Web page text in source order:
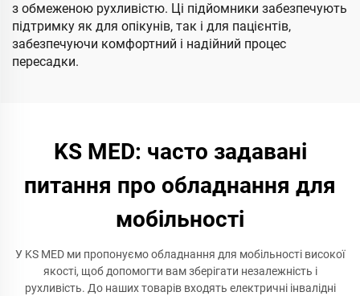
з обмеженою рухливістю. Ці підйомники забезпечують
підтримку як для опікунів, так і для пацієнтів,
забезпечуючи комфортний і надійний процес
пересадки.
KS MED: часто задавані
питання про обладнання для
мобільності
У KS MED ми пропонуємо обладнання для мобільності високої
якості, щоб допомогти вам зберігати незалежність і
рухливість. До наших товарів входять електричні інвалідні